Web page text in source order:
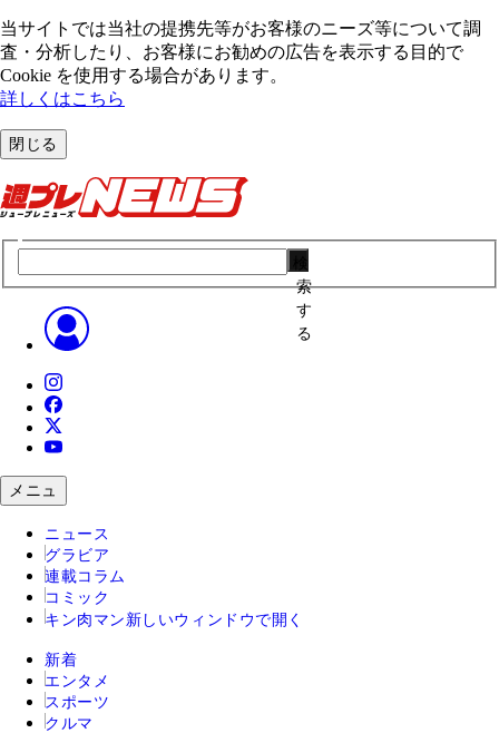
当サイトでは当社の提携先等がお客様のニーズ等について調
査・分析したり、お客様にお勧めの広告を表⽰する⽬的で
Cookie を使⽤する場合があります。
詳しくはこちら
閉じる
索
す
る
メニュ
ニュース
グラビア
連載コラム
コミック
キン肉マン 新しいウィンドウで開く
新着
エンタメ
スポーツ
クルマ